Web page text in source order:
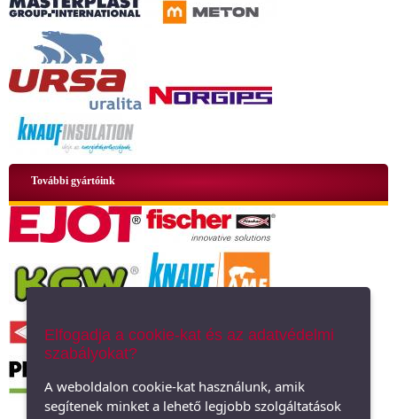
További gyártóink
Elfogadja a cookie-kat és az adatvédelmi
szabályokat?
A weboldalon cookie-kat használunk, amik
segítenek minket a lehető legjobb szolgáltatások